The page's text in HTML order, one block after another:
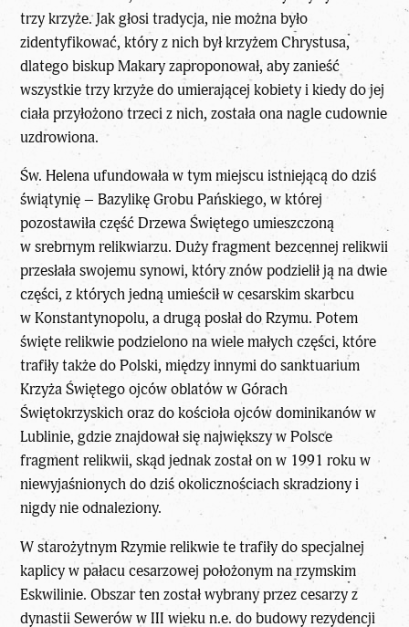
trzy krzyże. Jak głosi tradycja, nie można było
zidentyfikować, który z nich byłkrzyżem Chrystusa,
dlatego biskup Makary zaproponował, aby zanieść
wszystkie trzy krzyże do umierającej kobiety i kiedy do jej
ciała przyłożono trzeci z nich, została ona nagle cudownie
uzdrowiona.
Św. Helena ufundowała w tym miejscu istniejącą do dziś
świątynię – Bazylikę Grobu Pańskiego, w której
pozostawiła część Drzewa Świętego umieszczoną
w srebrnym relikwiarzu. Duży fragment bezcennej relikwii
przesłała swojemu synowi, który znów podzielił ją na dwie
części, z których jedną umieścił w cesarskim skarbcu
w Konstantynopolu, a drugą posłał do Rzymu. Potem
święte relikwie podzielono na wiele małych części, które
trafiły także do Polski, między innymi do sanktuarium
Krzyża Świętego ojców oblatów w Górach
Świętokrzyskich oraz do kościoła ojców dominikanów w
Lublinie, gdzie znajdował się największy w Polsce
fragment relikwii, skąd jednak został on w 1991 roku w
niewyjaśnionych do dziś okolicznościach skradziony i
nigdy nie odnaleziony.
W starożytnym Rzymie relikwie te trafiły do specjalnej
kaplicy w pałacu cesarzowej położonym na rzymskim
Eskwilinie. Obszar ten został wybrany przez cesarzy z
dynastii Sewerów w III wieku n.e. do budowy rezydencji